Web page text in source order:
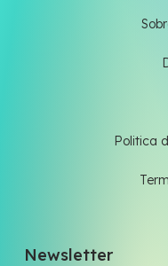
Politica
Newsletter